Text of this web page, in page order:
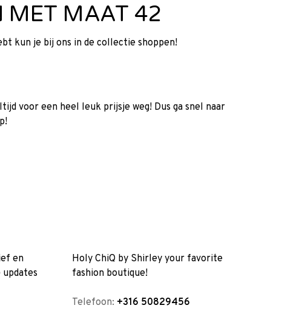
MET MAAT 42
kun je bij ons in de collectie shoppen!
voor een heel leuk prijsje weg! Dus ga snel naar
en
Holy ChiQ by Shirley your favorite
fashion boutique!
Telefoon: +316 50829456